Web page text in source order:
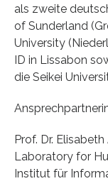
als zweite
of Sunderland
University
ID in Lissabon
die Seikei
Prof. Dr.
Laboratory for
Institut für